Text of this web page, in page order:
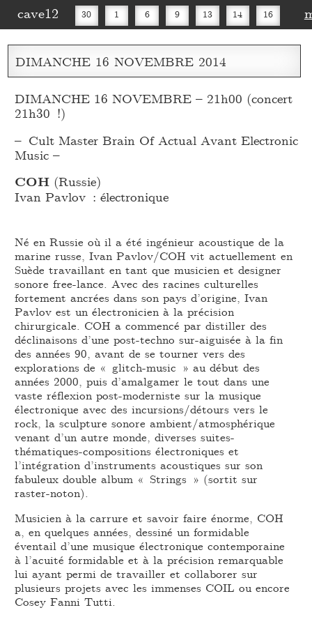
cave12 30 1 6 9 13 14 16
20 27 30
DIMANCHE 16 NOVEMBRE 2014
DIMANCHE 16 NOVEMBRE – 21h00 (concert
21h30 !)
– Cult Master Brain Of Actual Avant Electronic
Music –
COH (Russie)
Ivan Pavlov : électronique
Né en Russie où il a été ingénieur acoustique de la
marine russe, Ivan Pavlov/COH vit actuellement en
Suède travaillant en tant que musicien et designer
sonore free-lance. Avec des racines culturelles
fortement ancrées dans son pays d’origine, Ivan
Pavlov est un électronicien à la précision
chirurgicale. COH a commencé par distiller des
déclinaisons d’une post-techno sur-aiguisée à la fin
des années 90, avant de se tourner vers des
explorations de « glitch-music » au début des
années 2000, puis d’amalgamer le tout dans une
vaste réflexion post-moderniste sur la musique
électronique avec des incursions/détours vers le
rock, la sculpture sonore ambient/atmosphérique
venant d’un autre monde, diverses suites-
thématiques-compositions électroniques et
l’intégration d’instruments acoustiques sur son
fabuleux double album « Strings » (sortit sur
raster-noton).
Musicien à la carrure et savoir faire énorme, COH
a, en quelques années, dessiné un formidable
éventail d’une musique électronique contemporaine
à l’acuité formidable et à la précision remarquable
lui ayant permi de travailler et collaborer sur
plusieurs projets avec les immenses COIL ou encore
Cosey Fanni Tutti.